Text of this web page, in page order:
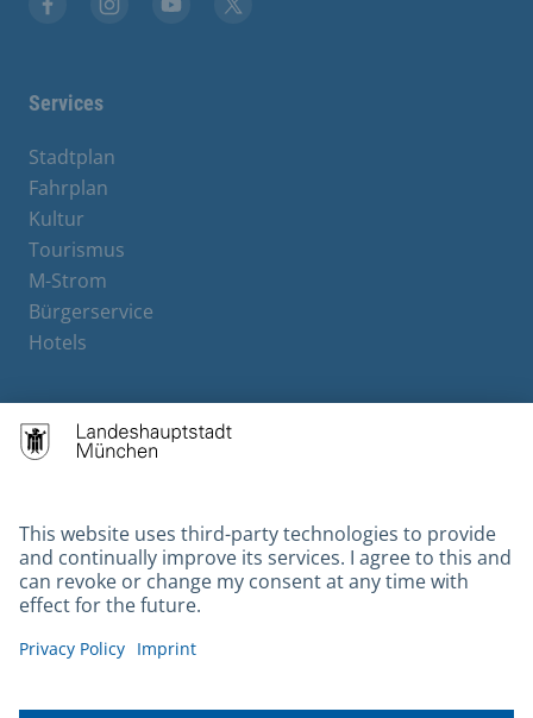
Services
Stadtplan
Fahrplan
Kultur
Tourismus
M-Strom
Bürgerservice
Hotels
Contact
Gebärdensprache
Datenschutz
Kontakt